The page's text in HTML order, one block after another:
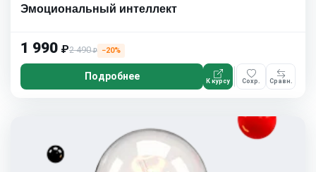
Эмоциональный интеллект
1 990 ₽2 490₽ −20%
Подробнее К курсу Сохр. Сравн.